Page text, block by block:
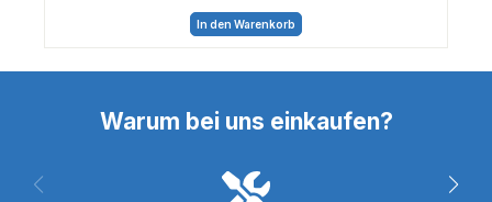
In den Warenkorb
Warum bei uns einkaufen?